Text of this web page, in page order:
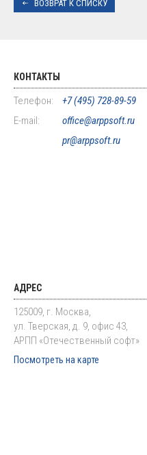
ВОЗВРАТ К СПИСКУ
КОНТАКТЫ
Телефон:
+7 (495) 728-89-59
E-mail:
office@arppsoft.ru
pr@arppsoft.ru
АДРЕС
125009, г. Москва,
ул. Тверская, д. 9, офис 43,
АРПП «Отечественный софт»
Посмотреть на карте